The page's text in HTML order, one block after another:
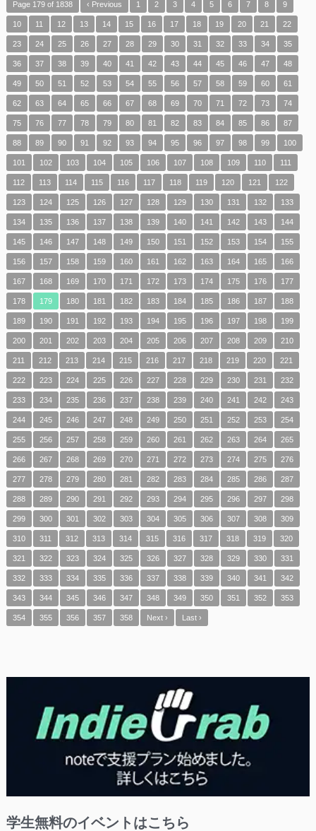
Page 179 of 1838 ‹ Previous 1 2 3 4 5 6 7 8 9
10 11 12 13 14 15 16 17 18 19 20 21 22
23 24 25 26 27 28 29 30 31 32 33 34 35
36 37 38 39 40 41 42 43 44 45 46 47 48
49 50 51 52 53 54 55 56 57 58 59 60 61
62 63 64 65 66 67 68 69 70 71 72 73 74
75 76 77 78 79 80 81 82 83 84 85 86 87
88 89 90 91 92 93 94 95 96 97 98 99 100
101 102 103 104 105 106 107 108 109 110 111
112 113 114 115 116 117 118 119 120 121 122
123 124 125 126 127 128 129 130 131 132 133
134 135 136 137 138 139 140 141 142 143 144
145 146 147 148 149 150 151 152 153 154 155
156 157 158 159 160 161 162 163 164 165 166
167 168 169 170 171 172 173 174 175 176 177
178 179 180 181 182 183 184 185 186 187 188
189 190 191 192 193 194 195 196 197 198 199
200 201 202 203 204 205 206 207 208 209 210
211 212 213 214 215 216 217 218 219 220 221
222 223 224 225 226 227 228 229 230 231 232
233 234 235 236 237 238 239 240 241 242 243
244 245 246 247 248 249 250 251 252 253 254
255 256 257 258 259 260 261 262 263 264 265
266 267 268 269 270 271 272 273 274 275 276
277 278 279 280 281 282 283 284 285 286 287
288 289 290 291 292 293 294 295 296 297 298
299 300 301 302 303 304 305 306 307 308 309
310 311 312 313 314 315 316 317 318 319 320
321 322 323 324 325 326 327 328 329 330 331
332 333 334 335 336 337 338 339 340 341 342
343 344 345 346 347 348 349 350 351 352 353
354 355 356 357 358 Next › Last ›
学生無料のイベントはこちら